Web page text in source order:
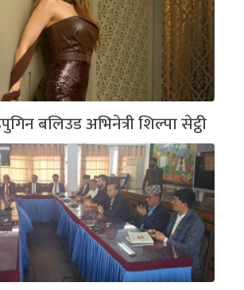
बलिउड अभिनेत्री शिल्पा सेट्ठी